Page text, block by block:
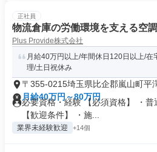
正社員
物流倉庫の労働環境を支える空
Plus Provide株式会社
月給40万円以上/年間休日120日以上/在
理/土日祝休み
〒355-0215埼玉県比企郡嵐山町平
月給40万円～80万円
必要資格・経験 【必須資格】 ・普
【歓迎条件】 ・施...
業界未経験歓迎 +14個